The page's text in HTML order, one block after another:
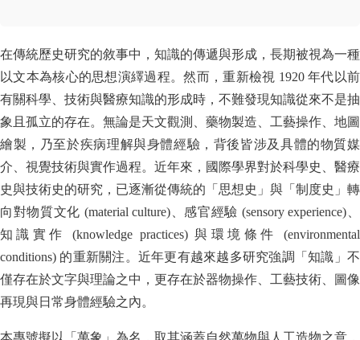
在傳統歷史研究的敘事中，知識的傳遞與形成，長期被視為一種
以文本為核心的思想演繹過程。然而，重新檢視 1920 年代以前
有關科學、技術與醫療知識的形成時，不難發現知識從來不是抽
象且孤立的存在。無論是天文觀測、藥物製造、工藝操作、地圖
繪製，乃至於疾病理解與身體經驗，背後皆涉及具體的物質媒
介、視覺技術與實作過程。近年來，國際學界對於科學史、醫療
史與技術史的研究，已逐漸從傳統的「思想史」與「制度史」轉
向對物質文化 (material culture)、感官經驗 (sensory experience)、
知識實作 (knowledge practices) 與環境條件 (environmental
conditions) 的重新關注。近年更有越來越多研究強調「知識」不
僅存在於文字與理論之中，更存在於器物操作、工藝技術、圖像
再現與日常身體經驗之內。
本專號擬以「萬象」為名，取其涵蓋自然萬物與人工造物之意，